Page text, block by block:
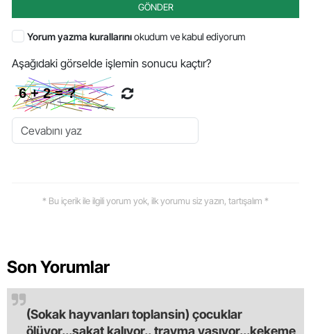
GÖNDER
Yorum yazma kurallarınıokudum ve kabul ediyorum
Aşağıdaki görselde işlemin sonucu kaçtır?
* Bu içerik ile ilgili yorum yok, ilk yorumu siz yazın, tartışalım *
Son Yorumlar
(Sokak hayvanları toplansin) çocuklar
ölüyor...sakat kalıyor.. travma yaşıyor...kekeme